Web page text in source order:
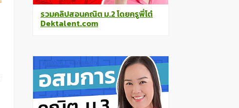
รวมคลิปสอนคณิต ม.2 โดยครูพี่โต๋
Dektalent.com